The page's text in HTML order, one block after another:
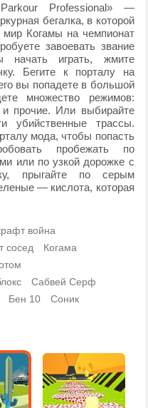
Professional» —
бегалка, в которой
мир Когамы на чемпионат
завоевать звание
начать играть, жмите
Бегите к порталу на
вы попадете в большой
множество режимов:
прочие. Или выбирайте
убийственные трассы.
мода, чтобы попасть
пробежать по
или по узкой дорожке с
прыгайте по серым
— кислота, которая
война
сосед
Когама
Сабвей Серф
Бен 10 Соник